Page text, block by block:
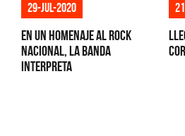
29-jul-2020
En un homenaje al rock
nacional, la banda
interpreta